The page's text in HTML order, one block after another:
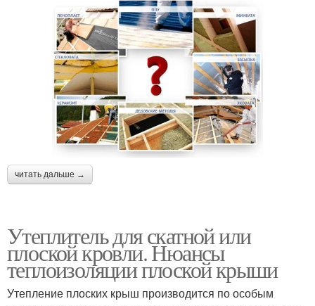
читать дальше →
Утеплитель для скатной или
плоской кровли. Нюансы
теплоизоляции плоской крыши
Утепление плоских крыш производится по особым